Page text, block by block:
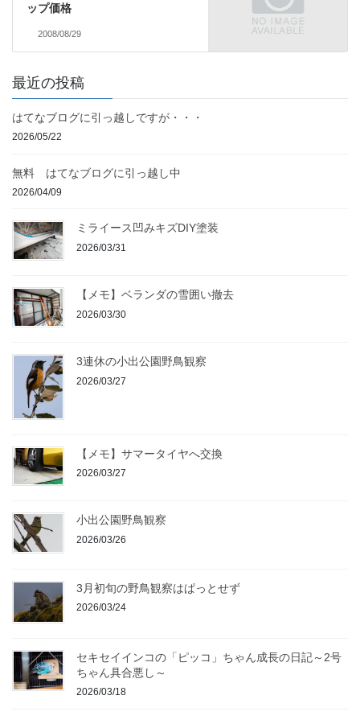
ップ価格
2008/08/29
最近の投稿
はてなブログに引っ越しですが・・・
2026/05/22
無料 はてなブログに引っ越し中
2026/04/09
ミライース凹みキズDIY塗装
2026/03/31
【メモ】ベランダの雪囲い撤去
2026/03/30
3連休の小出公園野鳥観察
2026/03/27
【メモ】サマータイヤへ交換
2026/03/27
小出公園野鳥観察
2026/03/26
3月初旬の野鳥観察はぱっとせず
2026/03/24
セキセイインコの「ピッコ」ちゃん成長の日記～2号
ちゃん具合悪し～
2026/03/18